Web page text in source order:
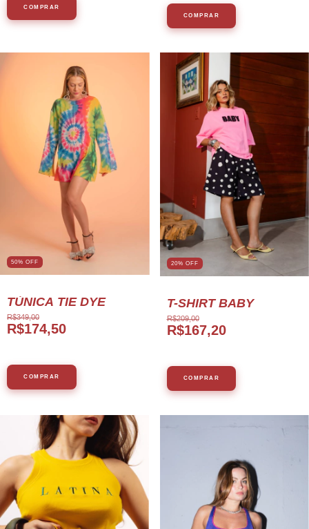
COMPRAR
COMPRAR
50% OFF
TÚNICA TIE DYE
R$349,00
R$174,50
COMPRAR
20% OFF
T-SHIRT BABY
R$209,00
R$167,20
COMPRAR